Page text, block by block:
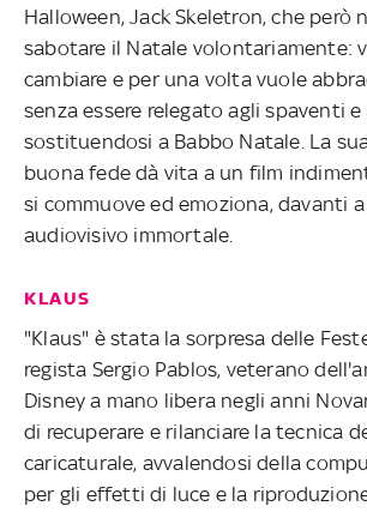
Halloween, Jack Skeletron, che però
sabotare il Natale volontariamente:
cambiare e per una volta vuole
senza essere relegato agli spaventi e
sostituendosi a Babbo Natale. La
buona fede dà vita a un film
si commuove ed emoziona, davanti
audiovisivo immortale.
KLAUS
"Klaus" è stata la sorpresa delle
regista Sergio Pablos, veterano
Disney a mano libera negli anni
di recuperare e rilanciare la tecnica
caricaturale, avvalendosi della
per gli effetti di luce e la